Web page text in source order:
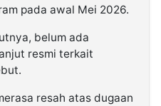
pada awal Mei 2026.
belum ada
resmi terkait
resah atas dugaan